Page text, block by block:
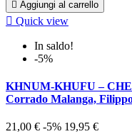
 Aggiungi al carrello
 Quick view
In saldo!
-5%
KHNUM-KHUFU –
Corrado Malanga,
21,00 € -5% 19,95 €